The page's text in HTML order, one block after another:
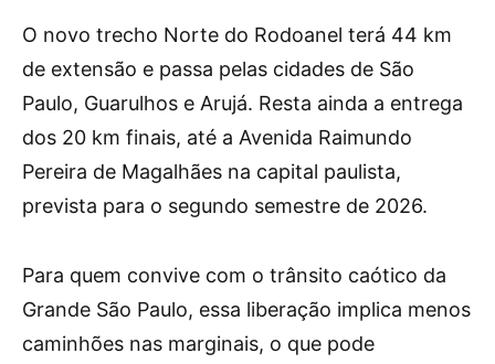
O novo trecho Norte do Rodoanel terá 44 km
de extensão e passa pelas cidades de São
Paulo, Guarulhos e Arujá. Resta ainda a entrega
dos 20 km finais, até a Avenida Raimundo
Pereira de Magalhães na capital paulista,
prevista para o segundo semestre de 2026.
Para quem convive com o trânsito caótico da
Grande São Paulo, essa liberação implica menos
caminhões nas marginais, o que pode